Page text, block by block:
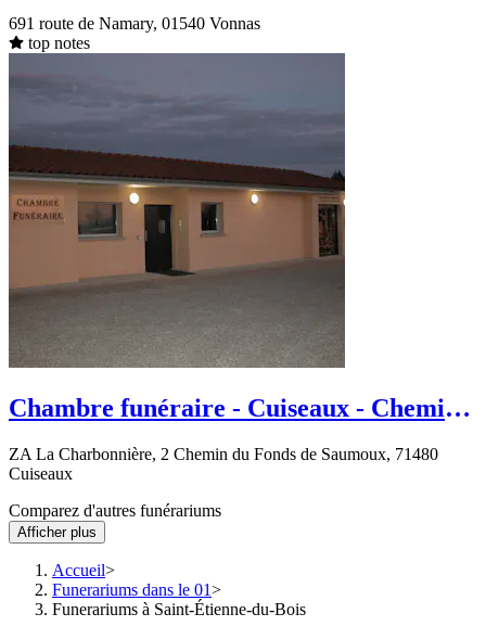
691 route de Namary, 01540 Vonnas
top notes
Chambre funéraire - Cuiseaux - Chemin
ZA La Charbonnière, 2 Chemin du Fonds de Saumoux, 71480
Cuiseaux
Comparez d'autres funérariums
Afficher plus
Accueil
Funerariums dans le 01
Funerariums à Saint-Étienne-du-Bois